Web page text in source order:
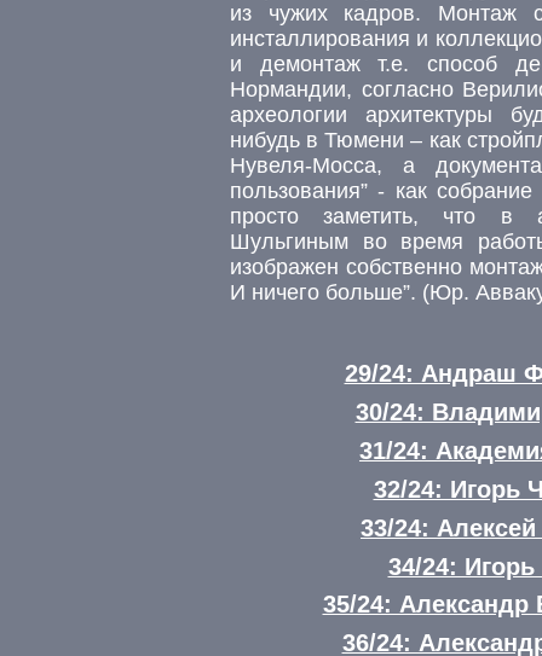
из чужих кадров. Монтаж
инсталлирования и
и демонтаж т.е. способ
Нормандии, согласно
археологии архитектуры
нибудь в Тюмени – как
Нувеля-Мосса, а
пользования” - как
просто заметить, что в
Шульгиным во время
изображен собственно
И ничего больше”. (Юр.
29/24: Андраш
30/24:
31/24:
32/24: Игорь
33/24:
34/24:
35/24: Александр
36/24: